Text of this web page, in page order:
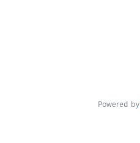
Powered by